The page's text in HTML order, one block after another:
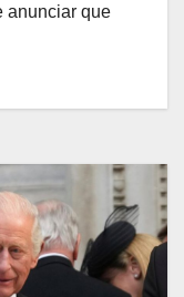
anunciar que